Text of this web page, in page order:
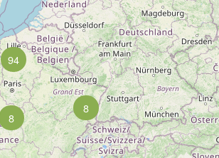
8
8
94